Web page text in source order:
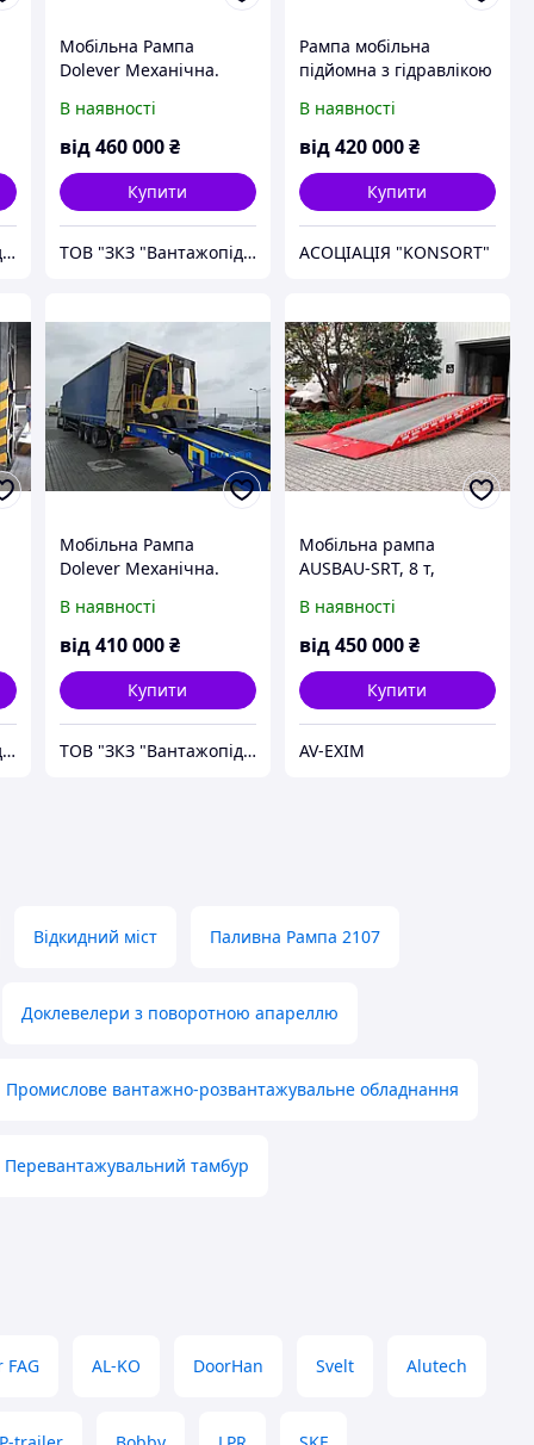
ТОВ "ЗКЗ "Вантажопідйомні механізми"
Мобільна Рампа
Dolever Механічна.
тон. Запас 30 %.
Гарантія 24 міс.
В наявності
від 460 000 ₴
Купити
ТОВ "ЗКЗ "Вантажопідйомні механізми"
Рампа мобільна
підйомна з гідравлікою
В наявності
від420 000₴
Купити
АСОЦІАЦІЯ "KONSORT"
ТОВ "ЗКЗ "Вантажопідйомні механізми"
Мобільна Рампа
Dolever Механічна.
тон. Запас 30 %.
Гарантія 24 міс.
В наявності
від 410 000 ₴
Купити
ТОВ "ЗКЗ "Вантажопідйомні механізми"
Мобільна рампа
AUSBAU-SRT, 8 т,
виробника
В наявності
від450 000₴
Купити
AV-EXIM
Відкидний міст Паливна Рампа 2107
Доклевелери з поворотною апареллю
Промислове вантажно-розвантажувальне обладнання
Перевантажувальний тамбур
FAG AL-KO DoorHan Svelt Alutech